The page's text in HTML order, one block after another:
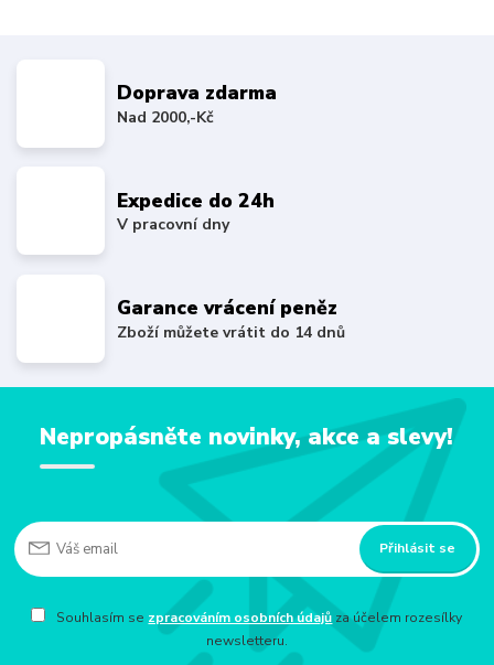
Doprava zdarma
Nad 2000,-Kč
Expedice do 24h
V pracovní dny
Garance vrácení peněz
Zboží můžete vrátit do 14 dnů
Nepropásněte novinky, akce a slevy!
Přihlásit se
Souhlasím se zpracováním osobních údajů za účelem rozesílky
newsletteru.